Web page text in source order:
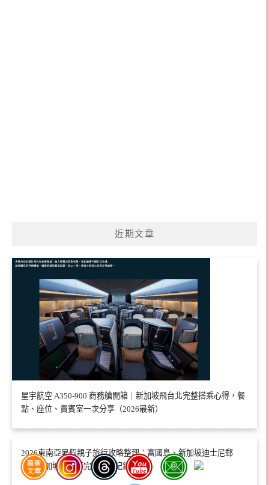
近期文章
星宇航空 A350-900 商務艙開箱｜新加坡飛台北完整搭乘心得，餐
點、座位、貴賓室一次分享（2026最新）
2026東南亞暑假親子旅行攻略整理：富國島、新加坡迪士尼郵
輪、新加坡自由行完整行程紀錄